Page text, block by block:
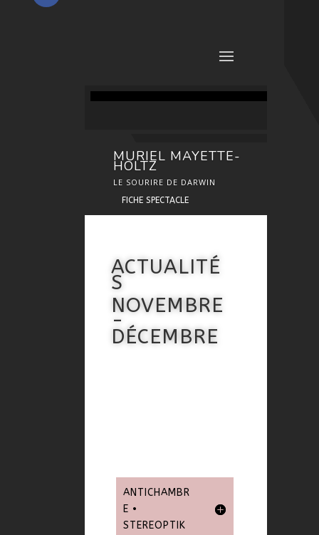
MURIEL MAYETTE-
HOLTZ
LE SOURIRE DE DARWIN
FICHE SPECTACLE
ACTUALITÉ
S
NOVEMBRE
-
DÉCEMBRE
ANTICHAMBR
E •
STEREOPTIK